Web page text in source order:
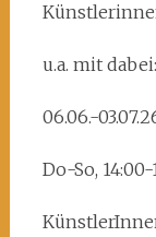
u.a. mit
06.06.-
Do-So,